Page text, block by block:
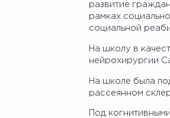
развитие
рамках
социальной
На школу в
нейрохирургии
На школе была
рассеянном
Под